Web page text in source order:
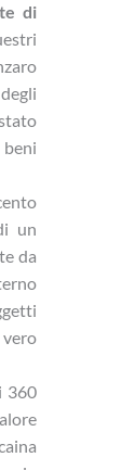
di
un
da
360